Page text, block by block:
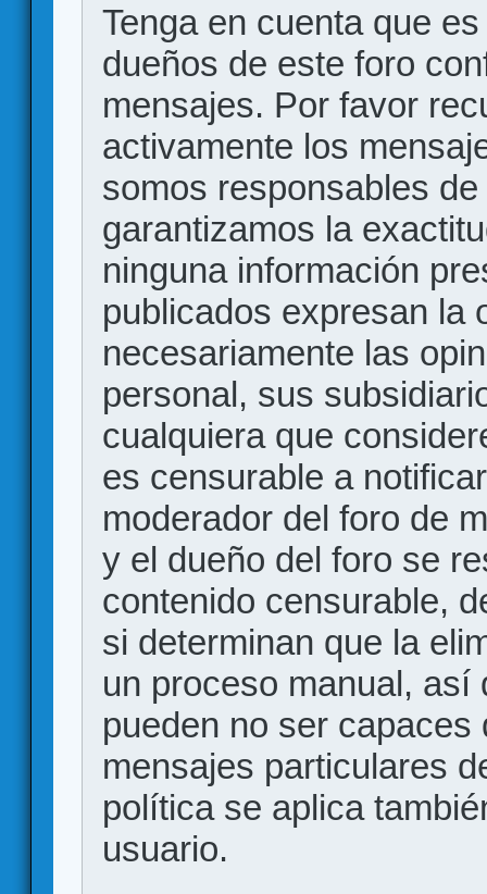
Tenga en cuenta que
dueños de este foro
mensajes. Por favor
activamente los
somos responsables
garantizamos la
ninguna información
publicados expresan la
necesariamente las
personal, sus
cualquiera que
es censurable a
moderador del foro de
y el dueño del foro se
contenido censurable,
si determinan que la
un proceso manual, así
pueden no ser
mensajes particulares
política se aplica
usuario.